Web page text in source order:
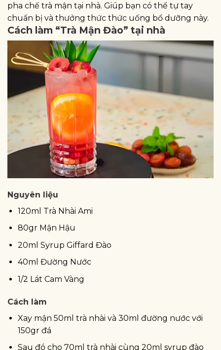
pha chế trà mận tại nhà. Giúp bạn có thể tự tay
chuẩn bị và thưởng thức thức uống bổ dưỡng này.
Cách làm “Trà Mận Đào” tại nhà
Nguyên liệu
120ml Trà Nhài Ami
80gr Mận Hậu
20ml Syrup Giffard Đào
40ml Đường Nước
1/2 Lát Cam Vàng
Cách làm
Xay mận 50ml trà nhài và 30ml đường nước với
150gr đá
Sau đó cho 70ml trà nhài cùng 20ml syrup đào